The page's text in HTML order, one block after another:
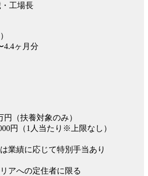
工場長
4.4ヶ月分
円（扶養対象のみ）
円（1人当たり※上限なし）
業績に応じて特別手当あり
アへの定住者に限る